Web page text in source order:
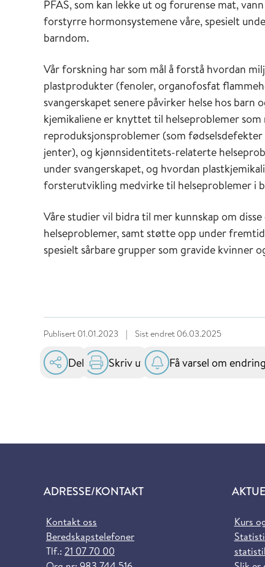
PFAS, som kan lekke ut og forurense mat,
forstyrre hormonsystemene våre, spesielt
barndom.
Vår forskning har som mål å forstå hvordan
plastprodukter (fenoler, organofosfat
svangerskapet senere påvirker helse hos barn
kjemikaliene er knyttet til helseproblemer
reproduksjonsproblemer (som
jenter), og kjønnsidentitets-relaterte
under svangerskapet, og hvordan
forsterutvikling medvirke til helseproblemer i
Våre studier vil bidra til mer kunnskap om
helseproblemer, samt støtte opp under
spesielt sårbare grupper som gravide kvinner
Publisert 01.01.2023 | Sist endret 06.03.2025
Del Skriv ut Få varsel om
ADRESSE/KONTAKT
Kontakt oss
Beredskapstelefoner
Tlf.: 21 07 70 00
Kurs